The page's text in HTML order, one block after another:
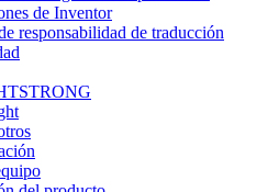
de Inventor
responsabilidad de traducción